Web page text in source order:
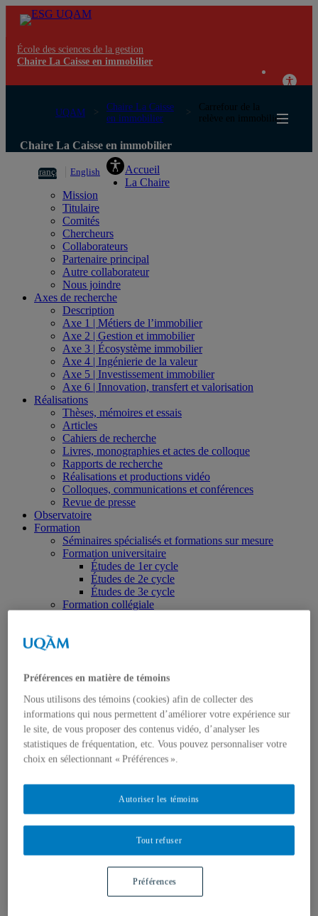
École des sciences de la gestion
Chaire La Caisse en immobilier
UQAM
Chaire La Caisse
en immobilier
Carrefour de la
relève en immobilier
Chaire La Caisse en immobilier
Français English
Accueil
La Chaire
Mission
Titulaire
Comités
Chercheurs
Collaborateurs
Partenaire principal
Autre collaborateur
Nous joindre
Axes de recherche
Description
Axe 1 | Métiers de l’immobilier
Axe 2 | Gestion et immobilier
Axe 3 | Écosystème immobilier
Axe 4 | Ingénierie de la valeur
Axe 5 | Investissement immobilier
Axe 6 | Innovation, transfert et valorisation
Réalisations
Thèses, mémoires et essais
Articles
Cahiers de recherche
Livres, monographies et actes de colloque
Rapports de recherche
Réalisations et productions vidéo
Colloques, communications et conférences
Revue de presse
Observatoire
Formation
Séminaires spécialisés et formations sur mesure
Formation universitaire
Études de 1er cycle
Études de 2e cycle
Études de 3e cycle
Formation collégiale
Boîte à outils
Zone vidéo
Colloque Logement + Nature : comment concilier ces
défis?
Série de webinaires – Immobilier et changements
climatiques
Série de webinaires – Immobilier + Biodiversité
Colloque COP15 – Immobilier + Biodiversité
Colloque Immobilier + Mobilité
Innovations et modèles d’affaires en immobilier
Accueil
Préférences en matière de témoins
Nous utilisons des témoins (cookies) afin de collecter des
informations qui nous permettent d’améliorer votre expérience sur
le site, de vous proposer des contenus vidéo, d’analyser les
statistiques de fréquentation, etc. Vous pouvez personnaliser votre
choix en sélectionnant « Préférences ».
Tout refuser
Autoriser les témoins
Préférences